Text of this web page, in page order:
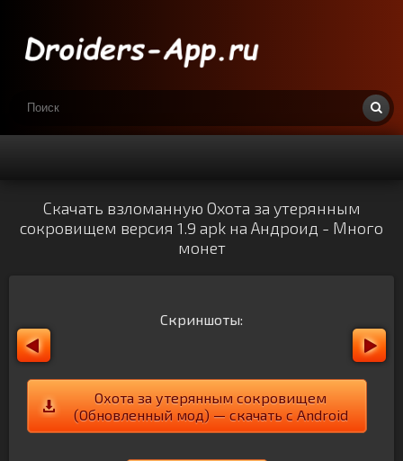
Скачать взломанную Охота за утерянным
сокровищем версия 1.9 apk на Андроид - Много
монет
Скриншоты:
Охота за утерянным сокровищем
(Обновленный мод) — скачать с Android